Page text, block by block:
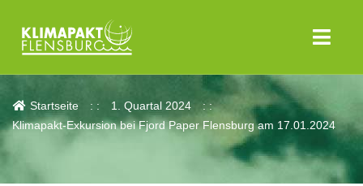
Aktuelles
Startseite
1. Quartal 2024
Klimapakt-Exkursion bei Fjord Paper Flensburg am 17.01.2024